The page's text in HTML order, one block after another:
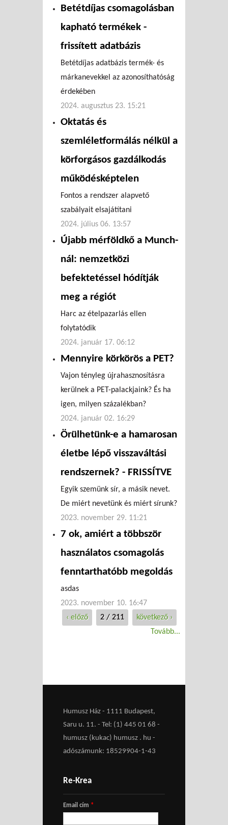
Betétdíjas csomagolásban
kapható termékek -
frissített adatbázis
Betétdíjas adatbázis termék- és
márkanevekkel az azonosíthatóság
érdekében
2024. augusztus 23. 15:21
Oktatás és
szemléletformálás nélkül a
körforgásos gazdálkodás
működésképtelen
Fontos a rendszer alapvető
szabályait elsajátítani
2024. július 06. 13:57
Újabb mérföldkő a Munch-
nál: nemzetközi
befektetéssel hódítják
meg a régiót
Harc az ételpazarlás ellen
folytatódik
2024. január 17. 06:12
Mennyire körkörös a PET?
Vajon tényleg újrahasznosításra
kerülnek a PET-palackjaink? És ha
igen, milyen százalékban?
2024. január 02. 16:29
Örülhetünk-e a hamarosan
életbe lépő visszaváltási
rendszernek? - FRISSÍTVE
Egyik szemünk sír, a másik nevet.
De miért nevetünk és miért sírunk?
2023. november 29. 11:21
7 ok, amiért a többször
használatos csomagolás
fenntarthatóbb megoldás
asdas
2023. november 10. 16:47
‹ előző
2 / 211
következő ›
Tovább...
Humusz Ház - 1111 Budapest,
Saru u. 11. - Tel: (1) 445 01 68 -
humusz (kukac) humusz . hu -
adószámunk: 18529904-1-43
Re-Krea
Email cím *